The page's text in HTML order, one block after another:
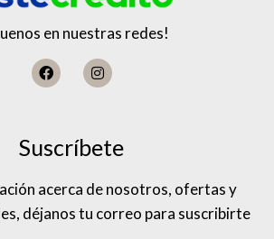
en nuestras redes!
Suscríbete
acerca de nosotros, ofertas y
déjanos tu correo para suscribirte